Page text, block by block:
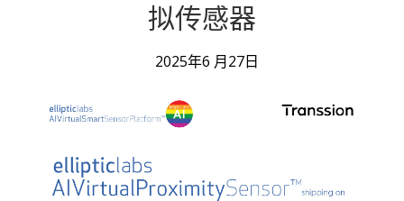
拟传感器
2025年6 月27日